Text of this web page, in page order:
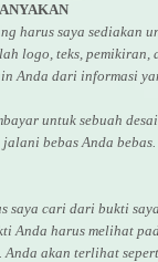
harus saya sediakan
logo, teks,
Anda dari informasi
untuk sebuah
bebas Anda
saya cari dari bukti
Anda harus melihat
Anda akan terlihat